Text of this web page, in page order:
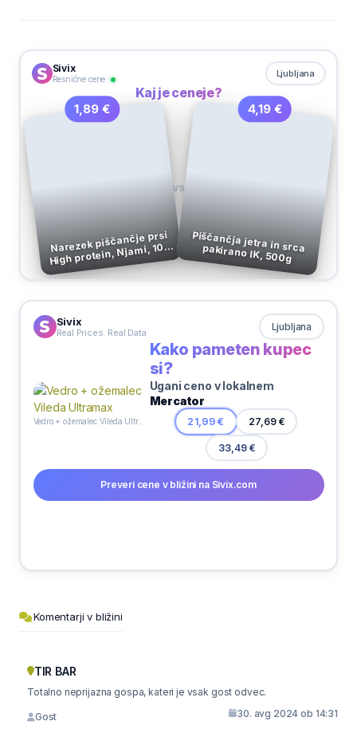
Sivix
Resnične cene
Ljubljana
Kaj je ceneje?
1,89 €
Narezek piščančje prsi
High protein, Njami, 100
g
VS
4,19 €
Piščančja jetra in srca pakirano IK, 500g
Sivix
Real Prices. Real Data Ljubljana
Vedro + ožemalec Vileda Ultramax
Kako pameten kupec
si?
Ugani ceno v lokalnem
Mercator
21,99 € 27,69 €
33,49 €
Preveri cene v bližini na Sivix.com
Komentarji v bližini
TIR BAR
Totalno neprijazna gospa, kateri je vsak gost odvec.
Gost 30. avg 2024 ob 14:31